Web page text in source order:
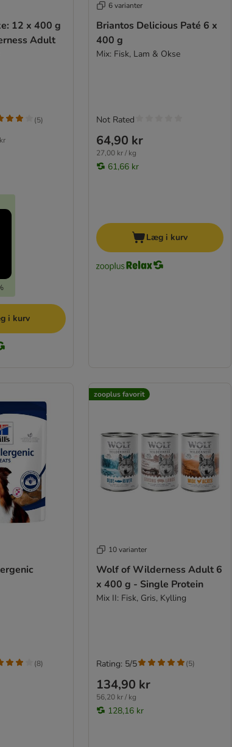
12 x 400 g
Adult
(5)
i kurv
6 varianter
Briantos Delicious Paté 6 x
400 g
Mix: Fisk, Lam & Okse
64,90 kr
27,00 kr / kg
61,66 kr
Not Rated
Læg i kurv
(8)
zooplus favorit
10 varianter
Wolf of Wilderness Adult 6
x 400 g - Single Protein
Mix II: Fisk, Gris, Kylling
134,90 kr
56,20 kr / kg
128,16 kr
Rating: 5/5 (5)